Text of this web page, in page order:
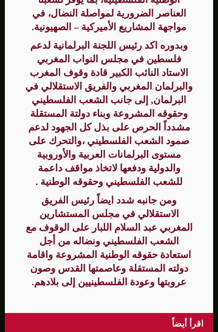
العناصر الضرورية لمواصلة النضال، في
مواجهة المشاريع الأميركية – الصهيونية.
وبدوره اكد رئيس اللجنة البرلمانية لدعم
فلسطين في مجلس النواب المغربي
الاستاد النائب الكبير قادة وقوف المغرب
والبرلمان المغربي والفريق الاستقلالي في
البرلمان, إلى جانب الشعب الفلسطيني
وحقوقه المشروعة وبناء دولتة المستقلة
مشدداً الحرص على بذل كل الجهود لدعم
صمود الشعب الفلسطيني ،والتحرك على
مستوى البرلمانات العربية والأوروبية
والدولية ودفعها لاتخاذ مواقف داعمة
للشعب الفلسطيني وحقوقه الوطنية .
ومن جانبه شدد ايضاً رئيس الفريق
الاستقلالي في مجلس المستشارين
المغربي عبد السلام اللبار على الوقوف مع
الشعب الفلسطيني ونضاله من أجل
استعادة حقوقه الوطنية المشروعة واقامة
دولته المستقلة وعاصمتها القدس وصون
عروبتها وعودة الفلسطينيين إلى بلادهم.
اقرأ أيضاً